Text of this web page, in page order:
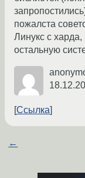
пожалста
Линукс с
остальную
Ссылка
←